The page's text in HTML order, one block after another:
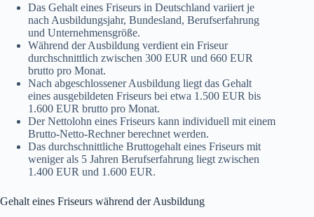
Das Gehalt eines Friseurs in Deutschland variiert je
nach Ausbildungsjahr, Bundesland, Berufserfahrung
und Unternehmensgröße.
Während der Ausbildung verdient ein Friseur
durchschnittlich zwischen 300 EUR und 660 EUR
brutto pro Monat.
Nach abgeschlossener Ausbildung liegt das Gehalt
eines ausgebildeten Friseurs bei etwa 1.500 EUR bis
1.600 EUR brutto pro Monat.
Der Nettolohn eines Friseurs kann individuell mit einem
Brutto-Netto-Rechner berechnet werden.
Das durchschnittliche Bruttogehalt eines Friseurs mit
weniger als 5 Jahren Berufserfahrung liegt zwischen
1.400 EUR und 1.600 EUR.
Gehalt eines Friseurs während der Ausbildung